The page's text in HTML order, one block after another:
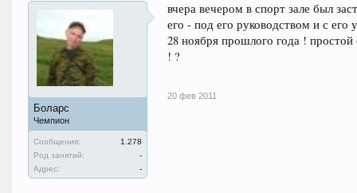
Боларс
Чемпион
Сообщения:
1.278
Род занятий:
-
Адрес:
-
вчера вечером в спорт зале был
его - под его руководством и с
28 ноября прошлого года !
! ?
20 фев 2011